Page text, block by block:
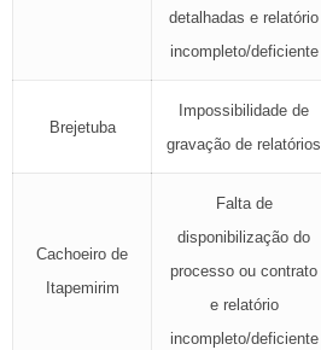
detalhadas e relatório
incompleto/deficiente
Brejetuba
Impossibilidade de
gravação de relatórios
Cachoeiro de
Itapemirim
Falta de
disponibilização do
processo ou contrato
e relatório
incompleto/deficiente